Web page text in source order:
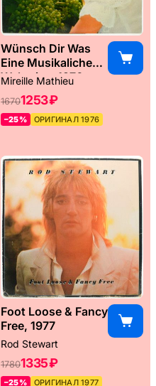
Wünsch Dir Was
Eine Musikaliche
Weltreise, 1976
Mireille Mathieu
16701253 ₽
–25% ОРИГИНАЛ 1976
Foot Loose & Fancy
Free, 1977
Rod Stewart
17801335 ₽
–25% ОРИГИНАЛ 1977